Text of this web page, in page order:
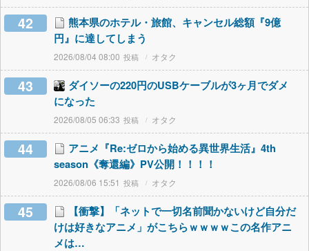
42
熊本県のホテル・旅館、キャンセル総額『9億
円』に達してしまう
2026/08/04 08:00 オタク
43
ダイソーの220円のUSBケーブルが3ヶ月でダメ
になった
2026/08/05 06:33 オタク
44
アニメ『Re:ゼロから始める異世界生活』4th
season《奪還編》PV公開！！！！
2026/08/06 15:51 オタク
45
【衝撃】「ネットで一切名前聞かないけど自分だ
けは好きなアニメ」がこちらｗｗｗｗこの名作アニ
メは…